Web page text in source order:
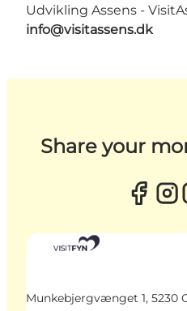
Udvikling Assens -
info@visitassens.dk
Share your
Munkebjergvænget 1, 5230